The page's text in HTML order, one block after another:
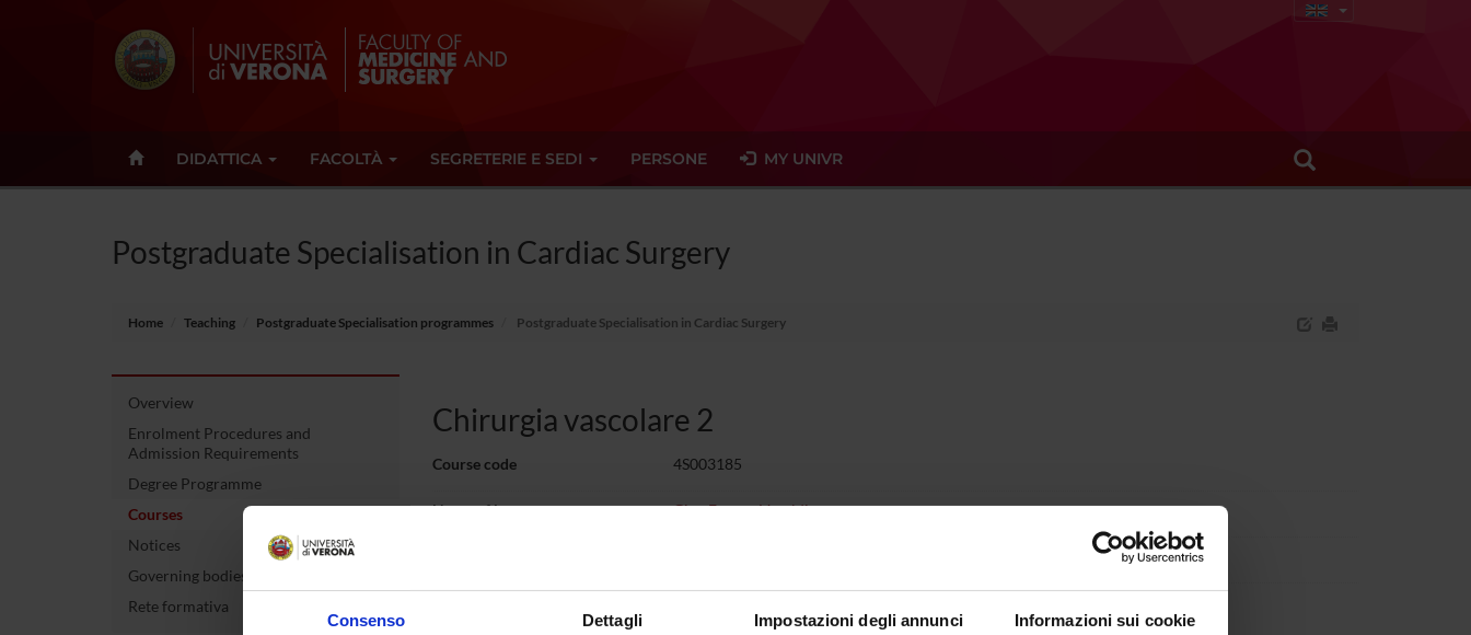
Consenso Dettagli Impostazioni degli annunci Informazioni sui cookie
DIDATTICA FACOLTÀ SEGRETERIE E SEDI PERSONE MY UNIVR
Postgraduate Specialisation in Cardiac Surgery
Home Teaching Postgraduate Specialisation programmes Postgraduate Specialisation in Cardiac Surgery
Overview
Enrolment Procedures and
Admission Requirements
Degree Programme
Courses
Notices
Governing bodies
Rete formativa
Chirurgia vascolare 2
Course code 4S003185
Name of lecturer Gian Franco Veraldi